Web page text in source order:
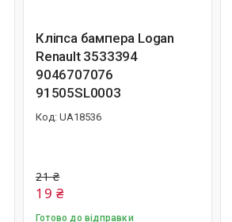
Кліпса бампера Logan
Renault 3533394
9046707076
91505SL0003
UA18536
21 ₴
19 ₴
Готово до відправки